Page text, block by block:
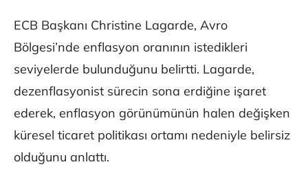
ECB Başkanı Christine Lagarde, Avro
Bölgesi’nde enflasyon oranının istedikleri
seviyelerde bulunduğunu belirtti. Lagarde,
dezenflasyonist sürecin sona erdiğine işaret
ederek, enflasyon görünümünün halen değişken
küresel ticaret politikası ortamı nedeniyle belirsiz
olduğunu anlattı.